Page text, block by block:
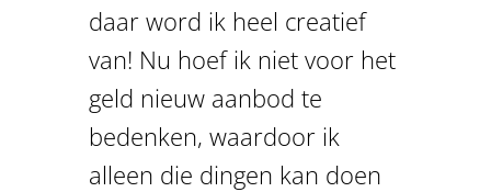
daar word ik heel creatief
van! Nu hoef ik niet voor het
geld nieuw aanbod te
bedenken, waardoor ik
alleen die dingen kan doen